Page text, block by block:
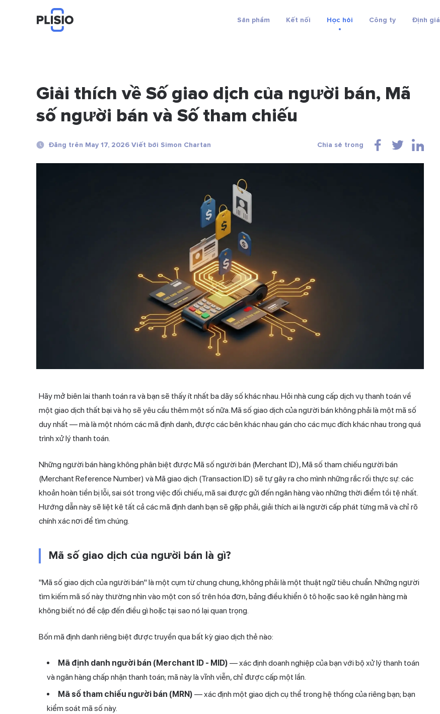
Sản phẩm Kết nối Học hỏi Công ty Định giá
Giải thích về Số giao dịch của người bán, Mã
số người bán và Số tham chiếu
Đăng trên May 17, 2026 Viết bởi Simon Chartan Chia sẻ trong
Hãy mở biên lai thanh toán ra và bạn sẽ thấy ít nhất ba dãy số khác nhau. Hỏi nhà cung cấp dịch vụ thanh toán về
một giao dịch thất bại và họ sẽ yêu cầu thêm một số nữa. Mã số giao dịch của người bán không phải là một mã số
duy nhất — mà là một nhóm các mã định danh, được các bên khác nhau gán cho các mục đích khác nhau trong quá
trình xử lý thanh toán.
Những người bán hàng không phân biệt được Mã số người bán (Merchant ID), Mã số tham chiếu người bán
(Merchant Reference Number) và Mã giao dịch (Transaction ID) sẽ tự gây ra cho mình những rắc rối thực sự: các
khoản hoàn tiền bị lỗi, sai sót trong việc đối chiếu, mã sai được gửi đến ngân hàng vào những thời điểm tồi tệ nhất.
Hướng dẫn này sẽ liệt kê tất cả các mã định danh bạn sẽ gặp phải, giải thích ai là người cấp phát từng mã và chỉ rõ
chính xác nơi để tìm chúng.
Mã số giao dịch của người bán là gì?
"Mã số giao dịch của người bán" là một cụm từ chung chung, không phải là một thuật ngữ tiêu chuẩn. Những người
tìm kiếm mã số này thường nhìn vào một con số trên hóa đơn, bảng điều khiển ô tô hoặc sao kê ngân hàng mà
không biết nó đề cập đến điều gì hoặc tại sao nó lại quan trọng.
Bốn mã định danh riêng biệt được truyền qua bất kỳ giao dịch thẻ nào:
Mã định danh người bán (Merchant ID - MID) — xác định doanh nghiệp của bạn với bộ xử lý thanh toán
và ngân hàng chấp nhận thanh toán; mã này là vĩnh viễn, chỉ được cấp một lần.
Mã số tham chiếu người bán (MRN) — xác định một giao dịch cụ thể trong hệ thống của riêng bạn; bạn
kiểm soát mã số này.